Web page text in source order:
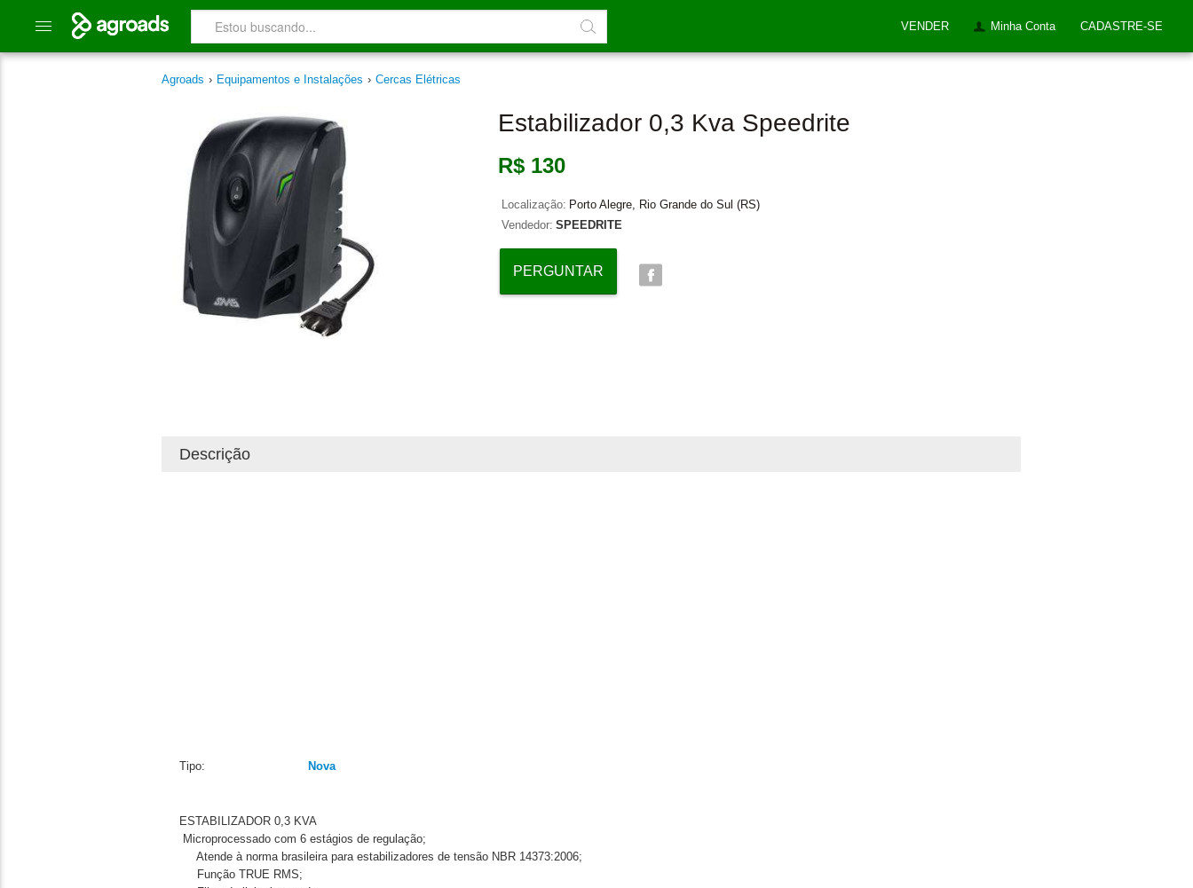
VENDER Minha Conta CADASTRE-SE
Agroads › Equipamentos e Instalações › Cercas Elétricas
Estabilizador 0,3 Kva Speedrite
R$ 130
Localização: Porto Alegre, Rio Grande do Sul (RS)
Vendedor: SPEEDRITE
PERGUNTAR
Descrição
Tipo: Nova
ESTABILIZADOR 0,3 KVA
Microprocessado com 6 estágios de regulação;
Atende à norma brasileira para estabilizadores de tensão NBR 14373:2006;
Função TRUE RMS;